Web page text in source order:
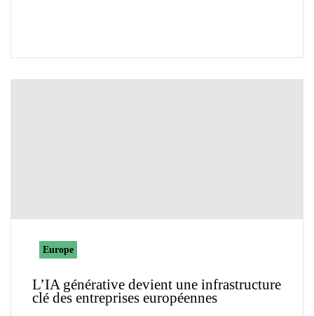
Europe
L’IA générative devient une infrastructure
clé des entreprises européennes